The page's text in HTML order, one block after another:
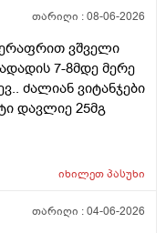
ეს
სულ დამამე
თარიღი :08-06-2026
ვშველი
7-8მდე მერე
ძალიან ვიტანჯები
დავლიე 25მგ
იხილეთპასუხი
თარიღი :04-06-2026